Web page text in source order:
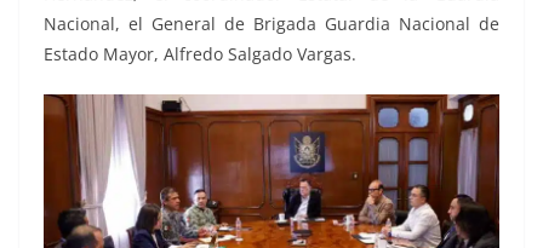
Nacional, el General de Brigada Guardia Nacional de
Estado Mayor, Alfredo Salgado Vargas.